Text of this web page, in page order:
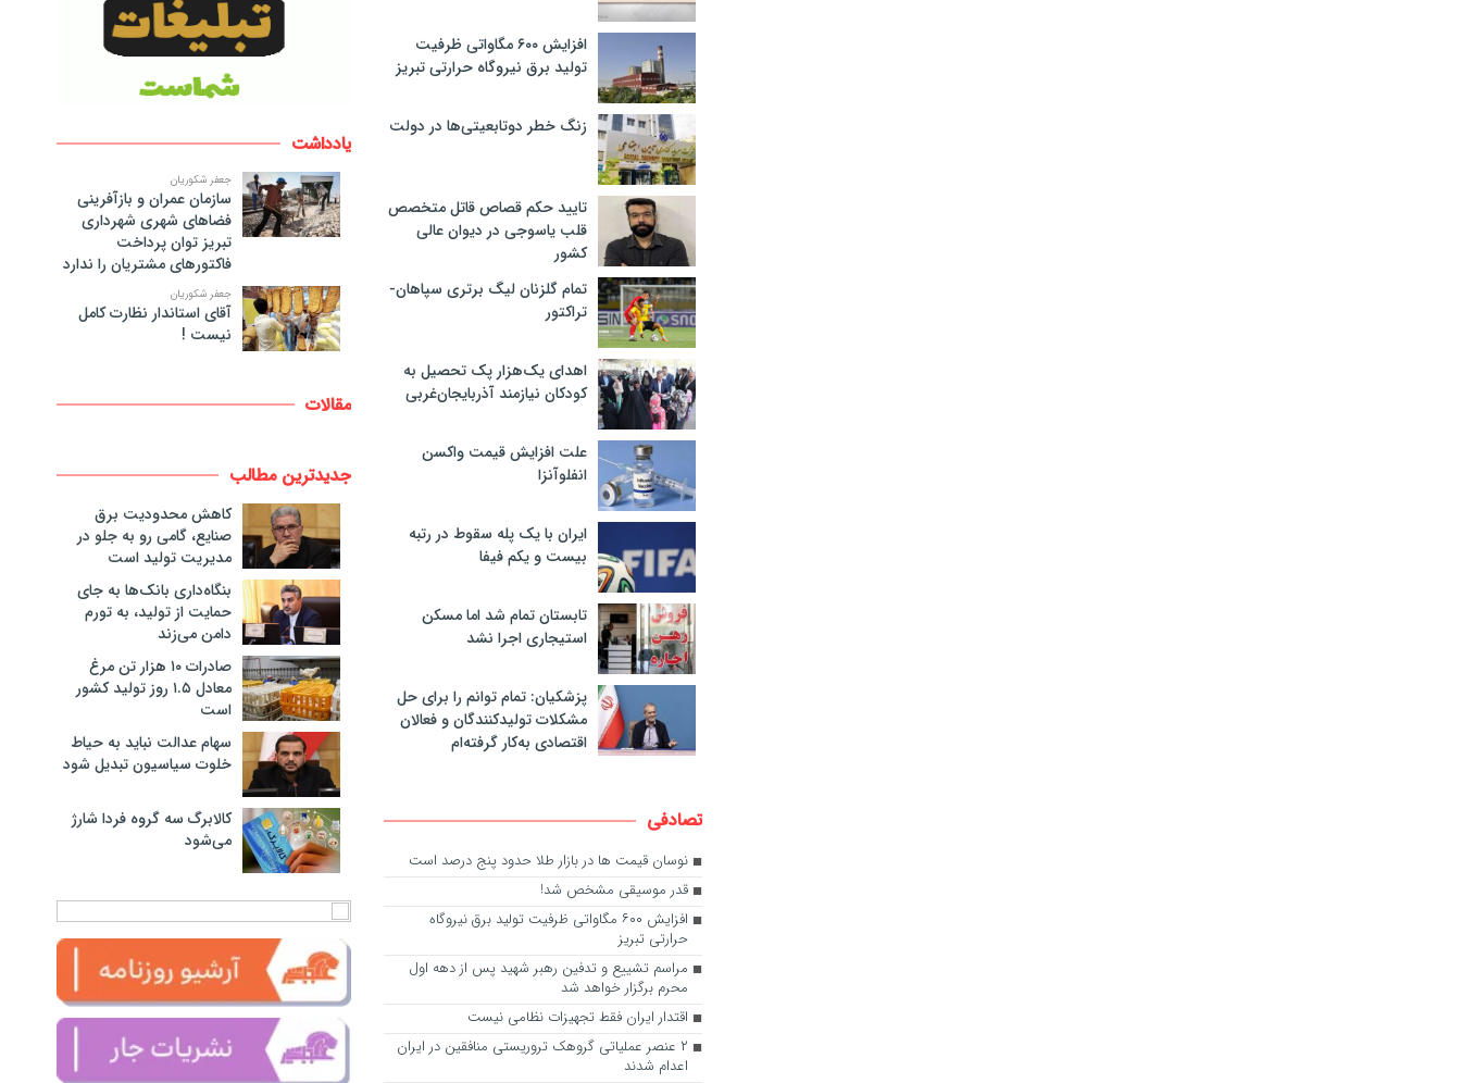
افزایش ۶۰۰ مگاواتی ظرفیت
تولید برق نیروگاه حرارتی تبریز
زنگ خطر دوتابعیتی‌ها در دولت
تایید حکم قصاص قاتل متخصص
قلب یاسوجی در دیوان عالی
کشور
تمام گلزنان لیگ‌ برتری سپاهان-
تراکتور
اهدای یک‌هزار پک تحصیل به
کودکان نیازمند آذربایجان‌غربی
علت افزایش قیمت واکسن
انفلوآنزا
ایران با یک پله سقوط در رتبه
بیست و یکم فیفا
تابستان تمام شد اما مسکن
استیجاری اجرا نشد
پزشکیان: تمام توانم را برای حل
مشکلات تولیدکنندگان و فعالان
اقتصادی به‌کار گرفته‌ام
تصادفی
نوسان قیمت ها در بازار طلا حدود پنج درصد است
قدر موسیقی مشخص شد!
افزایش ۶۰۰ مگاواتی ظرفیت تولید برق نیروگاه
حرارتی تبریز
مراسم تشییع و تدفین رهبر شهید پس از دهه اول
محرم برگزار خواهد شد
اقتدار ایران فقط تجهیزات نظامی نیست
۲ عنصر عملیاتی گروهک تروریستی منافقین در ایران
اعدام شدند
یادداشت
جعفر شکوریان
سازمان عمران و بازآفرینی
فضاهای شهری شهرداری
تبریز توان پرداخت
فاکتورهای مشتریان را ندارد
جعفر شکوریان
آقای استاندار نظارت کامل
نیست !
مقالات
جدیدترین مطالب
کاهش محدودیت برق
صنایع، گامی رو به جلو در
مدیریت تولید است
بنگاه‌داری بانک‌ها به جای
حمایت از تولید، به تورم
دامن می‌زند
صادرات ۱۰ هزار تن مرغ
معادل ۱.۵ روز تولید کشور
است
سهام عدالت نباید به حیاط
خلوت سیاسیون تبدیل شود
کالابرگ سه گروه فردا شارژ
می‌شود